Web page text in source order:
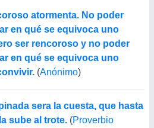
atormenta. No poder
en qué se equivoca uno
ser rencoroso y no poder
en qué se equivoca uno
(Anónimo)
sera la cuesta, que hasta
sube al trote. (Proverbio